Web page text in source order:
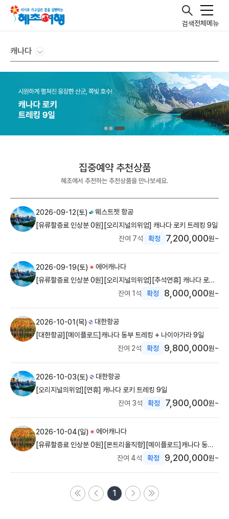
검색전체메뉴
캐나다
집중예약 추천상품
혜초에서 추천하는 추천상품을 만나보세요.
2026-09-12(토)
웨스트젯 항공
[유류할증료 인상분 0원][오리지널의위엄] 캐나다 로키 트레킹 9일
7,200,000원~
확정
잔여 7석
2026-09-19(토)
에어캐나다
[유류할증료 인상분 0원][오리지널의위엄][추석연휴] 캐나다 로키
8,000,000원~
확정
잔여 1석
2026-10-01(목)
대한항공
[대한항공][메이플로드]캐나다 동부 트레킹 + 나이아가라 9일
9,800,000원~
확정
잔여 2석
2026-10-03(토)
대한항공
[오리지널의위엄][연휴] 캐나다 로키 트레킹 9일
7,900,000원~
확정
잔여 3석
2026-10-04(일)
에어캐나다
[유류할증료 인상분 0원][몬트리올직항][메이플로드]캐나다 동부
9,200,000원~
확정
잔여 4석
1